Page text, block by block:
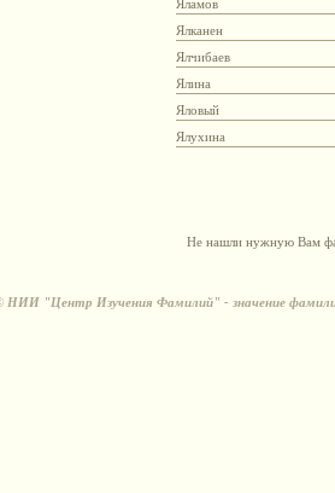
Яламов
Ялканен
Ялчибаев
Ялина
Яловый
Ялухина
Не нашли нужную Вам
НИИ "Центр Изучения Фамилий" - значение